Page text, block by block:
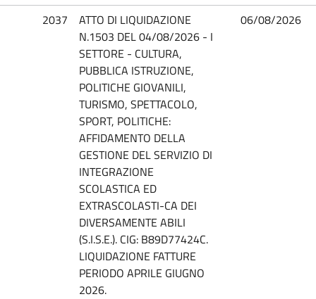
2037
ATTO DI LIQUIDAZIONE
N.1503 DEL 04/08/2026 - I
SETTORE - CULTURA,
PUBBLICA ISTRUZIONE,
POLITICHE GIOVANILI,
TURISMO, SPETTACOLO,
SPORT, POLITICHE:
AFFIDAMENTO DELLA
GESTIONE DEL SERVIZIO DI
INTEGRAZIONE
SCOLASTICA ED
EXTRASCOLASTI-CA DEI
DIVERSAMENTE ABILI
(S.I.S.E.). CIG: B89D77424C.
LIQUIDAZIONE FATTURE
PERIODO APRILE GIUGNO
2026.
06/08/2026